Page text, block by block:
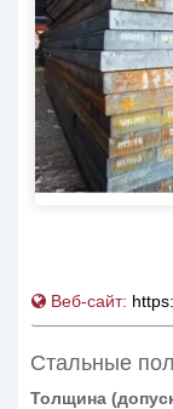
Веб-сайт:
Стальные
Толщина